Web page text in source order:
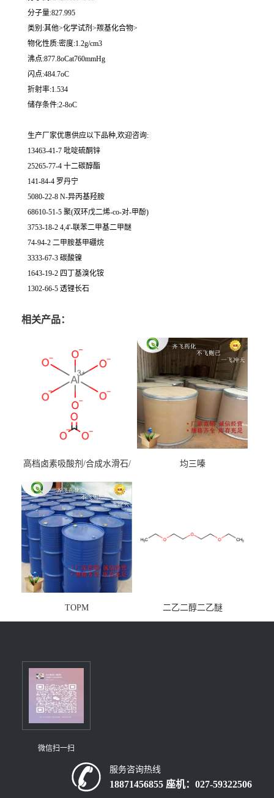
分子量:827.995
类别:其他>化学试剂>羰基化合物>
物化性质:密度:1.2g/cm3
沸点:877.8oCat760mmHg
闪点:484.7oC
折射率:1.534
储存条件:2-8oC
生产厂家优惠供应以下品种,欢迎咨询:
13463-41-7 吡啶硫酮锌
25265-77-4 十二碳醇酯
141-84-4 罗丹宁
5080-22-8 N-异丙基羟胺
68610-51-5 聚(双环戊二烯-co-对-甲酚)
3753-18-2 4,4'-联苯二甲基二甲醚
74-94-2 二甲胺基甲硼烷
3333-67-3 碳酸镍
1643-19-2 四丁基溴化铵
1302-66-5 透锂长石
相关产品：
高档卤素吸酸剂/合成水滑石/
均三嗪
TOPM 二乙二醇二乙醚
微信扫一扫
服务咨询热线
18871456855 座机：027-59322506